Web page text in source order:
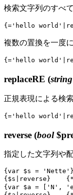
検索文字列のすべ
複数の置換を一度
replaceRE (string
正規表現による検
reverse (bool
指定した文字列や
{var $s = 'Nette'}
{$s|reverse}
{var $a =